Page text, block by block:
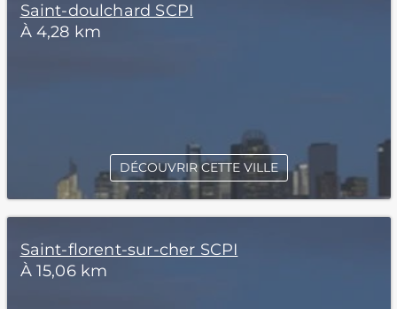
Saint-doulchard SCPI
À 4,28 km
DÉCOUVRIR CETTE VILLE
Saint-florent-sur-cher SCPI
À 15,06 km